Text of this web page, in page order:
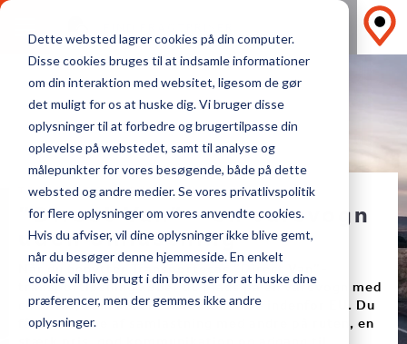
Dette websted lagrer cookies på din computer.
Disse cookies bruges til at indsamle informationer
om din interaktion med websitet, ligesom de gør
det muligt for os at huske dig. Vi bruger disse
oplysninger til at forbedre og brugertilpasse din
oplevelse på webstedet, samt til analyse og
målepunkter for vores besøgende, både på dette
websted og andre medier. Se vores privatlivspolitik
for flere oplysninger om vores anvendte cookies.
Hvis du afviser, vil dine oplysninger ikke blive gemt,
når du besøger denne hjemmeside. En enkelt
cookie vil blive brugt i din browser for at huske dine
præferencer, men der gemmes ikke andre
oplysninger.
TRANSPORT INDENFOR EU
”Direct Van” - en varevogn
uden omlastning
Når du benytter Transportecas ”Direct Van”-
transportløsning køber du plads på en varevogn med
chauffør, som kører din forsendelse indenfor EU. Du
får fordelene af samlastning med andre på ruten, en